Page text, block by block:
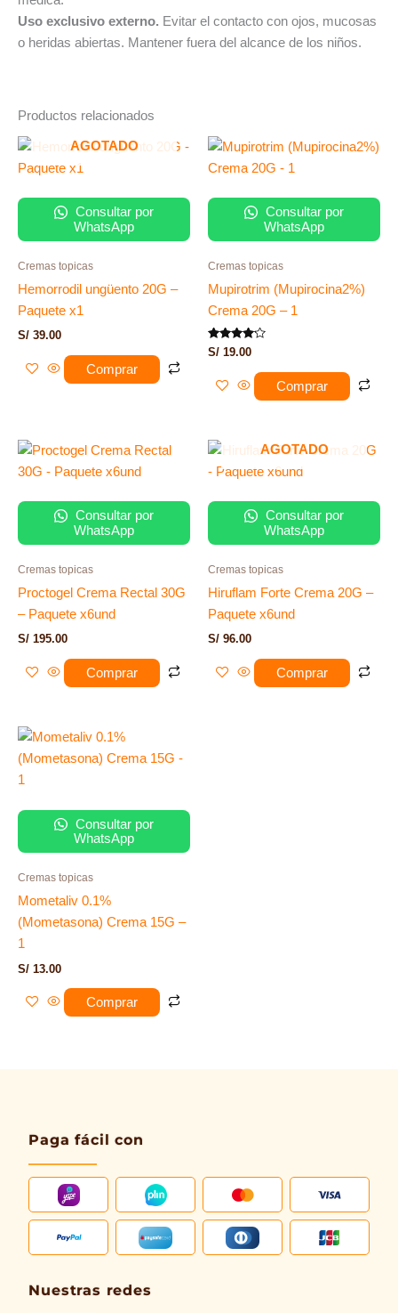
Uso exclusivo externo. Evitar el contacto con ojos, mucosas
o heridas abiertas. Mantener fuera del alcance de los niños.
Productos relacionados
AGOTADO
Consultar por
WhatsApp
Cremas topicas
Hemorrodil ungüento 20G –
Paquete x1
S/ 39.00
Comprar
Consultar por
WhatsApp
Cremas topicas
Mupirotrim (Mupirocina2%)
Crema 20G – 1
Valorado
con
de 5
S/ 19.00
Comprar
Consultar por
WhatsApp
Cremas topicas
Proctogel Crema Rectal 30G
– Paquete x6und
S/ 195.00
Comprar
AGOTADO
Consultar por
WhatsApp
Cremas topicas
Hiruflam Forte Crema 20G –
Paquete x6und
S/ 96.00
Comprar
Consultar por
WhatsApp
Cremas topicas
Mometaliv 0.1%
(Mometasona) Crema 15G –
1
S/ 13.00
Comprar
Paga fácil con
Nuestras redes